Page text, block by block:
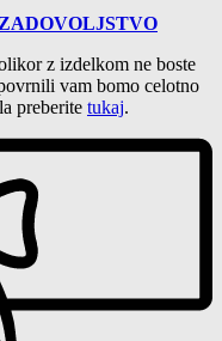
z izdelkom ne boste
vam bomo celotno
preberite tukaj.